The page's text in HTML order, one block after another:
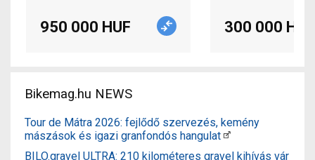
950 000 HUF 300 000 HUF
Bikemag.hu NEWS
Tour de Mátra 2026: fejlődő szervezés, kemény
mászások és igazi granfondós hangulat
BILO.gravel ULTRA: 210 kilométeres gravel kihívás vár